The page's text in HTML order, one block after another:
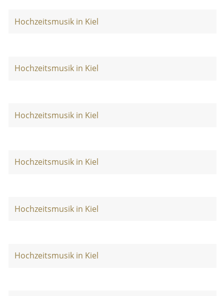
Hochzeitsmusik in Kiel
Hochzeitsmusik in Kiel
Hochzeitsmusik in Kiel
Hochzeitsmusik in Kiel
Hochzeitsmusik in Kiel
Hochzeitsmusik in Kiel